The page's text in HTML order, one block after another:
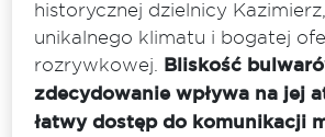
historycznej dzielnicy
unikalnego klimatu i bogatej
rozrywkowej. Bliskość
zdecydowanie wpływa na jej
łatwy dostęp do komunikacji